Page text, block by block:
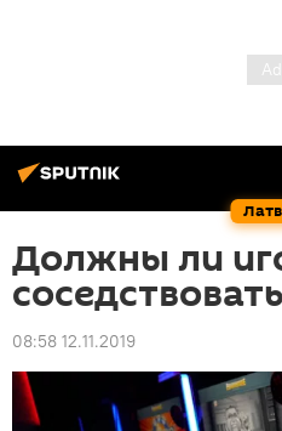
Должны ли
08:58 12.11.2019